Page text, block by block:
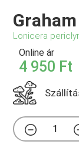
Lonicera
Online ár
4 950 Ft